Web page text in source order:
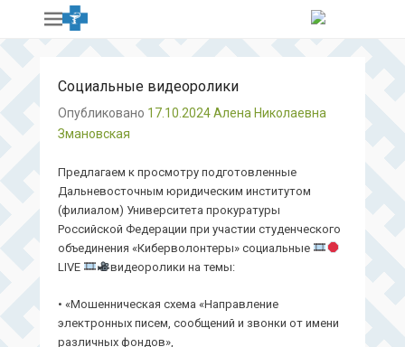
Социальные видеоролики
Опубликовано 17.10.2024Алена Николаевна
Змановская
Предлагаем к просмотру подготовленные
Дальневосточным юридическим институтом
(филиалом) Университета прокуратуры
Российской Федерации при участии студенческого
объединения «Киберволонтеры» социальные
LIVE
видеоролики на темы:
• «Мошенническая схема «Направление
электронных писем, сообщений и звонки от имени
различных фондов»,